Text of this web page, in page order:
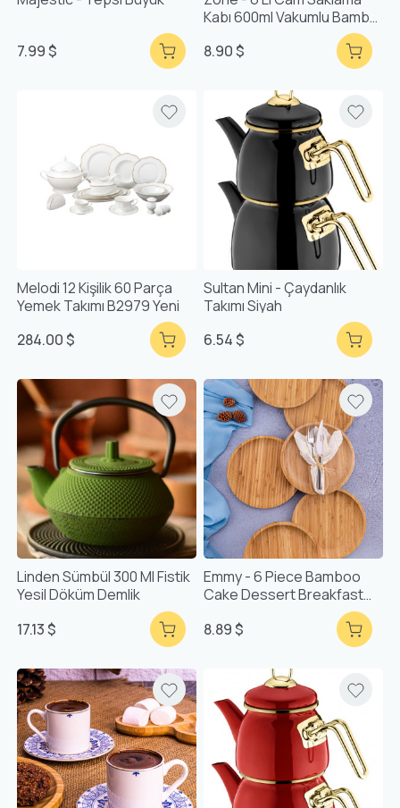
7.99 $
Kabı 600ml Vakumlu Bambu
8.90 $
Melodi 12 Kişilik 60 Parça
Yemek Takımı B2979 Yeni
284.00 $
Sultan Mini - Çaydanlık
Takımı Siyah
6.54 $
Linden Sümbül 300 Ml Fistik
Yesil Döküm Demlik
17.13 $
Emmy - 6 Piece Bamboo
Cake Dessert Breakfast
8.89 $